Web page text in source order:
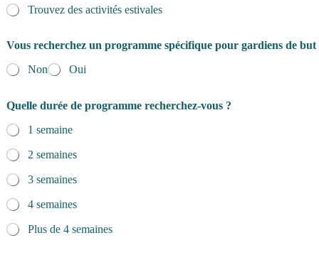
Trouvez des activités estivales
Vous recherchez un programme spécifique pour gardiens de but
Non
Oui
Quelle durée de programme recherchez-vous ?
1 semaine
2 semaines
3 semaines
4 semaines
Plus de 4 semaines